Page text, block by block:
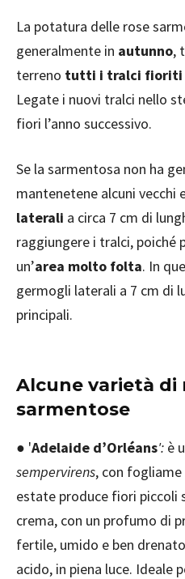
La potatura delle rose
generalmente in autunno,
terreno tutti i tralci fioriti
Legate i nuovi tralci nello
fiori l’anno successivo.
Se la sarmentosa non ha
mantenetene alcuni vecchi
laterali a circa 7 cm di
raggiungere i tralci, poiché
un’area molto folta. In
germogli laterali a 7 cm di
principali.
Alcune varietà di
sarmentose
● 'Adelaide d’Orléans': è
sempervirens, con
estate produce fiori piccoli
crema, con un profumo di
fertile, umido e ben
acido, in piena luce. Ideale